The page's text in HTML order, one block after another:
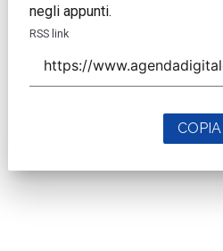
negli appunti.
RSS link